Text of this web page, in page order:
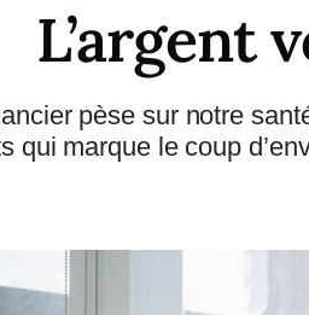
L’argent
pèse sur notre
qui marque le coup